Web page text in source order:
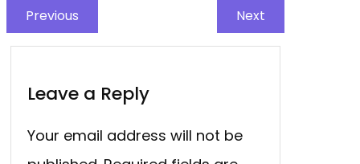
Previous Next
Leave a Reply
Your email address will not be